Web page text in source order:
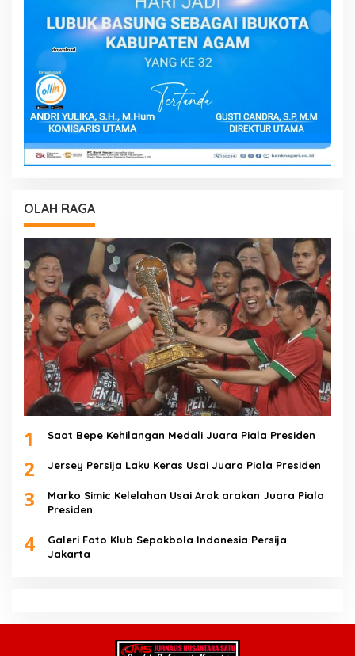
OLAH RAGA
1 Saat Bepe Kehilangan Medali Juara Piala Presiden
2 Jersey Persija Laku Keras Usai Juara Piala Presiden
3
Marko Simic Kelelahan Usai Arak arakan Juara Piala
Presiden
4
Galeri Foto Klub Sepakbola Indonesia Persija
Jakarta